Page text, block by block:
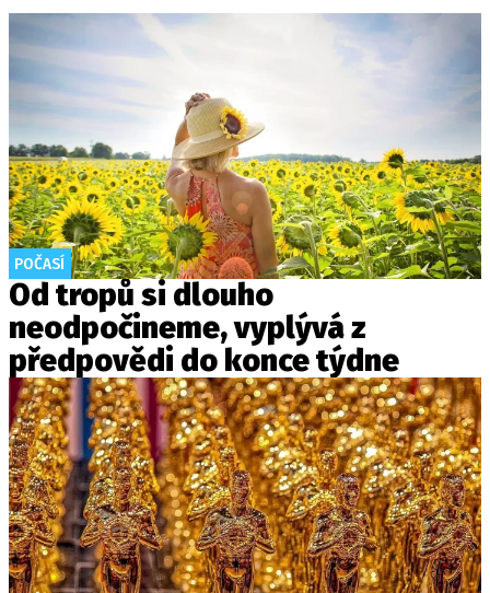
POČASÍ
Od tropů si dlouho
neodpočineme, vyplývá z
předpovědi do konce týdne